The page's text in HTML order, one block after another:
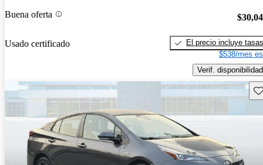
Buena oferta
Usado certificado
El precio incluye tasas
$538/mes
Verif. disponibilidad